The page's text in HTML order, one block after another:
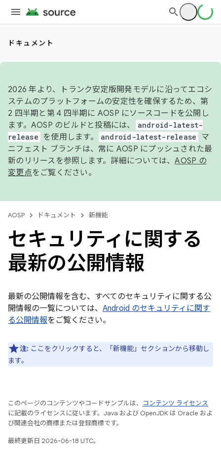
ドキュメント
2026 年より、トランク安定版開発モデルに沿ってエコシ
ステムのプラットフォームの安定性を確保するため、第
2 四半期と第 4 四半期に AOSP にソースコードを公開し
ます。AOSP のビルドと投稿には、
android-latest-
release
を使用します。 android-latest-release
マ
ニフェスト ブランチは、常に AOSP にプッシュされた最
新のリリースを参照します。詳細については、AOSP の
変更点をご覧ください。
AOSP ドキュメント 新機能
セキュリティに関する
最新の公開情報
最新の公開情報を含む、すべてのセキュリティに関する公
開情報の一覧については、 Android のセキュリティに関す
る公開情報をご覧ください。
注: ここをクリックすると、「新機能」セクションから移動し
ます。
このページのコンテンツやコードサンプルは、
コンテンツ ライセンス
に記載のライセンスに従います。Java および OpenJDK は Oracle およ
び関連会社の商標または登録商標です。
最終更新日 2026-06-18 UTC。